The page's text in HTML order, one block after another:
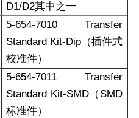
D1/D2其中之一
5-654-7010 Transfer
Standard Kit-Dip （插件式
校准件）
5-654-7011 Transfer
Standard Kit-SMD（SMD
标准件）